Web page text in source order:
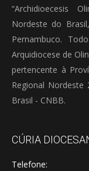
“Archidioecesis
Nordeste do
Pernambuco.
Arquidiocese de
pertencente à
Regional Nordeste
Brasil - CNBB.
CÚRIA
Telefone: